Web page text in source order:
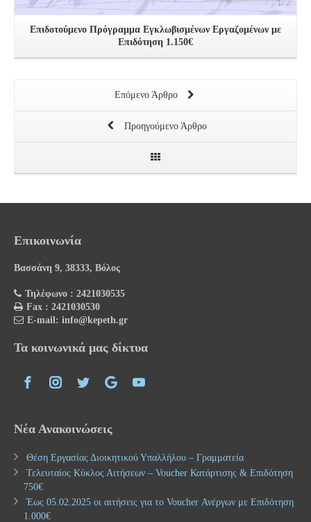
Επιδοτούμενο Πρόγραμμα Εγκλωβισμένων Εργαζομένων με
Επιδότηση 1.150€
Επόμενο Άρθρο
Προηγούμενο Άρθρο
Επικοινωνία
Βασσάνη 9, 38333, Βόλος
Τηλέφωνο : 2421030535
Fax : 2421030530
E-mail: info@kepeth.gr
Τα κοινωνικά μας δίκτυα
Νέα Ανακοινώσεις
Θέση Εργασίας Διοικητικού Υπαλλήλου – Γραμματεία
Τελευταίος Κύκλος Αιτήσεων – Voucher Κατάρτισης & Επιδότηση
750€
Έως 05.02.2025 οι αιτήσεις για το Voucher Ανέργων με Επιδότηση
1.000€